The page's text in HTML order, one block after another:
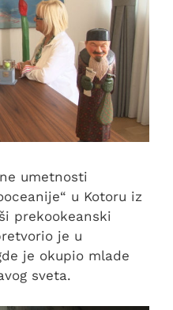
umetnosti
u Kotoru iz
prekookeanski
je u
je okupio mlade
sveta.